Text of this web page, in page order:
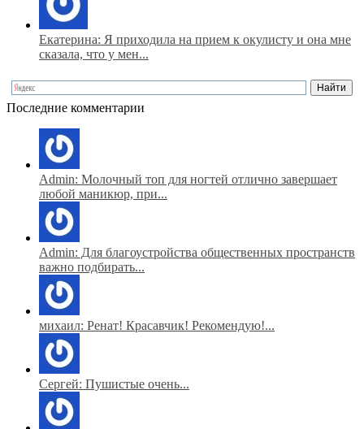
Екатерина: Я приходила на прием к окулисту и она мне
сказала, что у мен...
Последние комментарии
Admin: Молочный топ для ногтей отлично завершает
любой маникюр, при...
Admin: Для благоустройства общественных пространств
важно подбирать...
михаил: Ренат! Красавчик! Рекомендую!...
Сергей: Пушистые очень...